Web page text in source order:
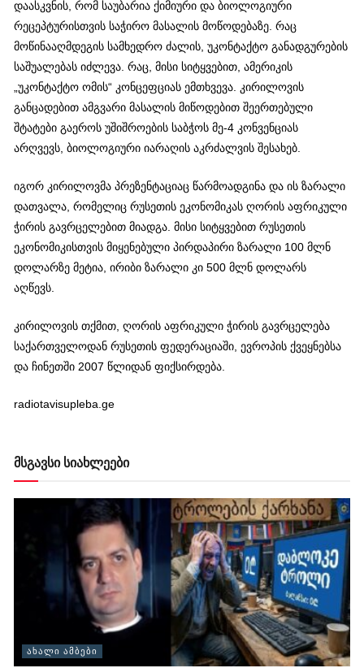
დაასკვნის, რომ საუბარია ქიმიური და ბიოლოგიური
რეცეპტურისთვის საჭირო მასალის მოწოდებაზე. რაც
მოწინააღმდეგის სამხედრო ძალის, უკონტაქტო განადგურების
საშუალებას იძლევა. რაც, მისი სიტყვებით, ამერიკის
„უკონტაქტო ომის“ კონცეფციას ემთხვევა. კირილოვის
განცადებით ამგვარი მასალის მიწოდებით შეერთებული
შტატები გაეროს უშიშროების საბჭოს მე-4 კონვენციას
არღვევს, ბიოლოგიური იარაღის აკრძალვის შესახებ.
იგორ კირილოვმა პრეზენტაციაც წარმოადგინა და ის ზარალი
დათვალა, რომელიც რუსეთის ეკონომიკას ღორის აფრიკული
ჭირის გავრცელებით მიადგა. მისი სიტყვებით რუსეთის
ეკონომიკისთვის მიყენებული პირდაპირი ზარალი 100 მლნ
დოლარზე მეტია, ირიბი ზარალი კი 500 მლნ დოლარს
აღწევს.
კირილოვის თქმით, ღორის აფრიკული ჭირის გავრცელება
საქართველოდან რუსეთის ფედერაციაში, ევროპის ქვეყნებსა
და ჩინეთში 2007 წლიდან ფიქსირდება.
radiotavisupleba.ge
მსგავსი სიახლეები
ᲐᲮᲐᲚᲘ ᲐᲛᲑᲔᲑᲘ